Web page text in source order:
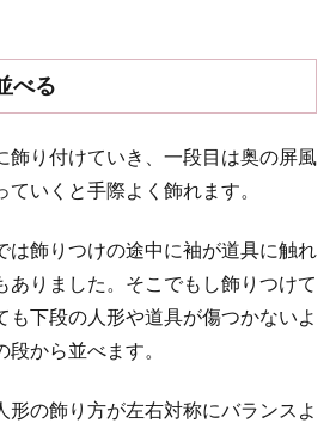
べる
飾り付けていき、一段目は奥の屏風
いくと手際よく飾れます。
は飾りつけの途中に袖が道具に触れ
ありました。そこでもし飾りつけて
も下段の人形や道具が傷つかないよ
段から並べます。
形の飾り方が左右対称にバランスよ